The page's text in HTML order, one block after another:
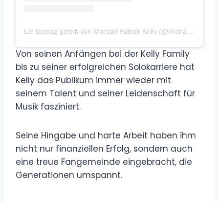
Von seinen Anfängen bei der Kelly Family
bis zu seiner erfolgreichen Solokarriere hat
Kelly das Publikum immer wieder mit
seinem Talent und seiner Leidenschaft für
Musik fasziniert.
Seine Hingabe und harte Arbeit haben ihm
nicht nur finanziellen Erfolg, sondern auch
eine treue Fangemeinde eingebracht, die
Generationen umspannt.